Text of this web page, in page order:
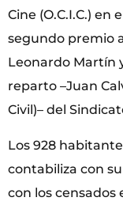
Cine (O.C.I.C.) en
segundo premio
Leonardo Martín
reparto –Juan
Civil)– del
Los 928
contabiliza con
con los censados